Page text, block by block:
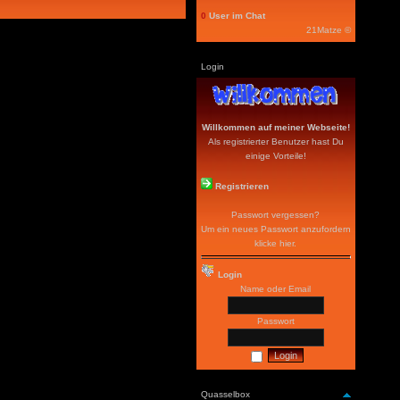
0 User im Chat
21Matze ©
Login
Willkommen auf meiner Webseite!
Als registrierter Benutzer hast Du
einige Vorteile!
Registrieren
Passwort vergessen?
Um ein neues Passwort anzufordern
klicke hier.
Login
Name oder Email
Passwort
Quasselbox